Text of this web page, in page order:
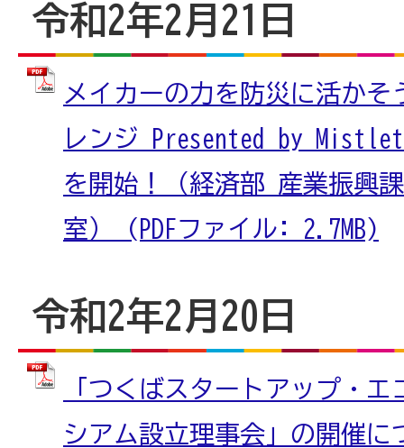
令和2年2月21日
メイカーの力を防災に活か
レンジ Presented by
を開始！（経済部 産業振興
室） (PDFファイル: 2.7MB)
令和2年2月20日
「つくばスタートアップ・
シアム設立理事会」の開催